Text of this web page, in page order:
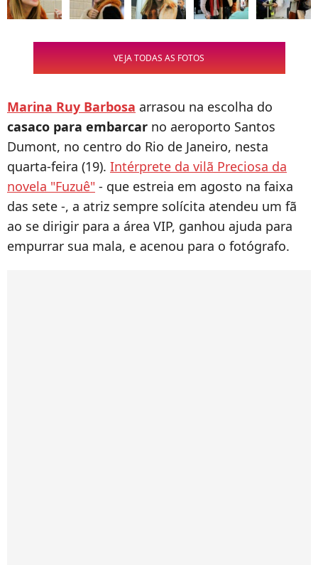
VEJA TODAS AS FOTOS
Marina Ruy Barbosa arrasou na escolha do
casaco para embarcar no aeroporto Santos
Dumont, no centro do Rio de Janeiro, nesta
quarta-feira (19). Intérprete da vilã Preciosa da
novela "Fuzuê" - que estreia em agosto na faixa
das sete -, a atriz sempre solícita atendeu um fã
ao se dirigir para a área VIP, ganhou ajuda para
empurrar sua mala, e acenou para o fotógrafo.